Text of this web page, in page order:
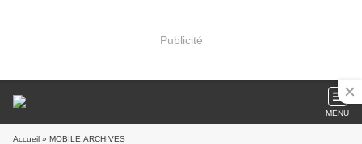
Publicité
MENU
Accueil » MOBILE.ARCHIVES